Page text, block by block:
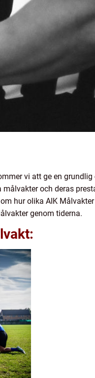
vi att ge en grundlig
och deras
hur olika AIK
genom tiderna.